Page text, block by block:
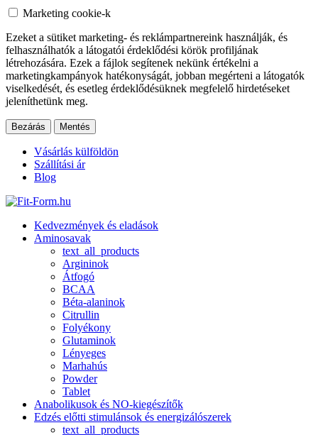
Marketing cookie-k
Ezeket a sütiket marketing- és reklámpartnereink használják, és
felhasználhatók a látogatói érdeklődési körök profiljának
létrehozására. Ezek a fájlok segítenek nekünk értékelni a
marketingkampányok hatékonyságát, jobban megérteni a látogatók
viselkedését, és esetleg érdeklődésüknek megfelelő hirdetéseket
jeleníthetünk meg.
Bezárás Mentés
Vásárlás külföldön
Szállítási ár
Blog
Kedvezmények és eladások
Aminosavak
text_all_products
Argininok
Átfogó
BCAA
Béta-alaninok
Citrullin
Folyékony
Glutaminok
Lényeges
Marhahús
Powder
Tablet
Anabolikusok és NO-kiegészítők
Edzés előtti stimulánsok és energizálószerek
text_all_products